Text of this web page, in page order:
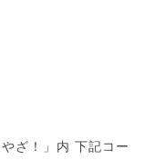
ざ！」内 下記コー